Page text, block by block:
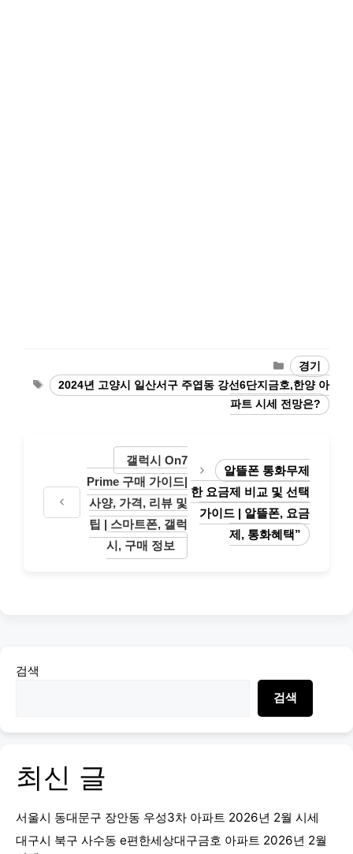
Categories
경기
Tags
2024년 고양시 일산서구 주엽동 강선6단지금호,한양 아
파트 시세 전망은?
갤럭시 On7
Prime 구매 가이드|
사양, 가격, 리뷰 및
팁 | 스마트폰, 갤럭
시, 구매 정보
알뜰폰 통화무제
한 요금제 비교 및 선택
가이드 | 알뜰폰, 요금
제, 통화혜택”
검색
검색
최신 글
서울시 동대문구 장안동 우성3차 아파트 2026년 2월 시세
대구시 북구 사수동 e편한세상대구금호 아파트 2026년 2월